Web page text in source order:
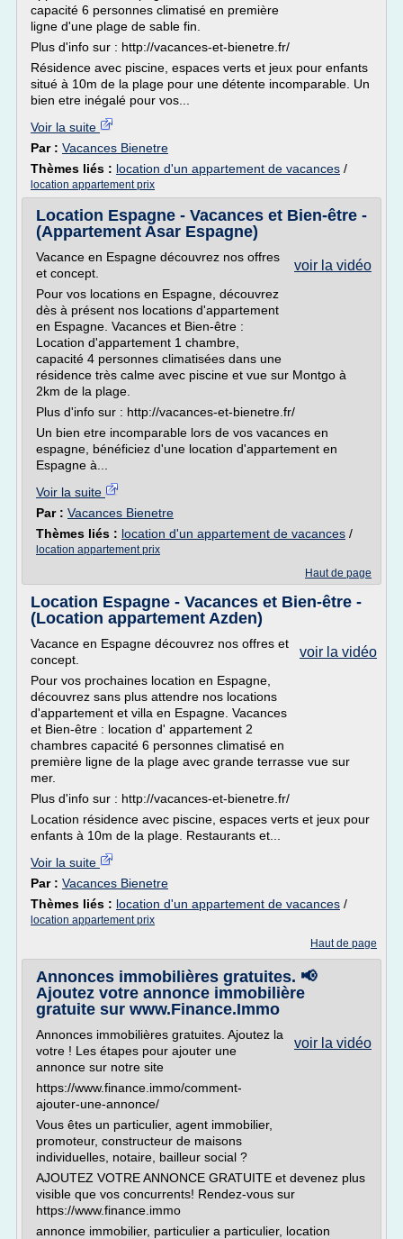
capacité 6 personnes climatisé en première
ligne d'une plage de sable fin.
Plus d'info sur : http://vacances-et-bienetre.fr/
Résidence avec piscine, espaces verts et jeux pour enfants
situé à 10m de la plage pour une détente incomparable. Un
bien etre inégalé pour vos...
Voir la suite
Par : Vacances Bienetre
Thèmes liés : location d'un appartement de vacances /
location appartement prix
Location Espagne - Vacances et Bien-être -
(Appartement Asar Espagne)
voir la vidéo
Vacance en Espagne découvrez nos offres
et concept.
Pour vos locations en Espagne, découvrez
dès à présent nos locations d'appartement
en Espagne. Vacances et Bien-être :
Location d'appartement 1 chambre,
capacité 4 personnes climatisées dans une
résidence très calme avec piscine et vue sur Montgo à
2km de la plage.
Plus d'info sur : http://vacances-et-bienetre.fr/
Un bien etre incomparable lors de vos vacances en
espagne, bénéficiez d'une location d'appartement en
Espagne à...
Voir la suite
Par : Vacances Bienetre
Thèmes liés : location d'un appartement de vacances /
location appartement prix
Haut de page
Location Espagne - Vacances et Bien-être -
(Location appartement Azden)
voir la vidéo
Vacance en Espagne découvrez nos offres et
concept.
Pour vos prochaines location en Espagne,
découvrez sans plus attendre nos locations
d'appartement et villa en Espagne. Vacances
et Bien-être : location d' appartement 2
chambres capacité 6 personnes climatisé en
première ligne de la plage avec grande terrasse vue sur
mer.
Plus d'info sur : http://vacances-et-bienetre.fr/
Location résidence avec piscine, espaces verts et jeux pour
enfants à 10m de la plage. Restaurants et...
Voir la suite
Par : Vacances Bienetre
Thèmes liés : location d'un appartement de vacances /
location appartement prix
Haut de page
Annonces immobilières gratuites. 📢
Ajoutez votre annonce immobilière
gratuite sur www.Finance.Immo
voir la vidéo
Annonces immobilières gratuites. Ajoutez la
votre ! Les étapes pour ajouter une
annonce sur notre site
https://www.finance.immo/comment-
ajouter-une-annonce/
Vous êtes un particulier, agent immobilier,
promoteur, constructeur de maisons
individuelles, notaire, bailleur social ?
AJOUTEZ VOTRE ANNONCE GRATUITE et devenez plus
visible que vos concurrents! Rendez-vous sur
https://www.finance.immo
annonce immobilier, particulier a particulier, location